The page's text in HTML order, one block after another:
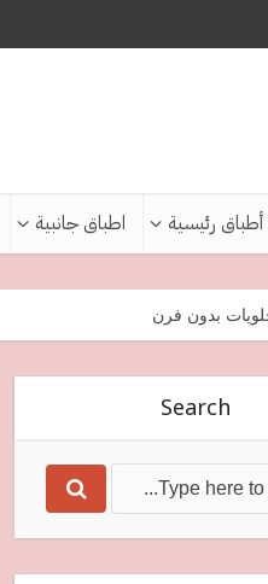
أطباق رئيسية اطباق جانبية
بدون فرن
Search